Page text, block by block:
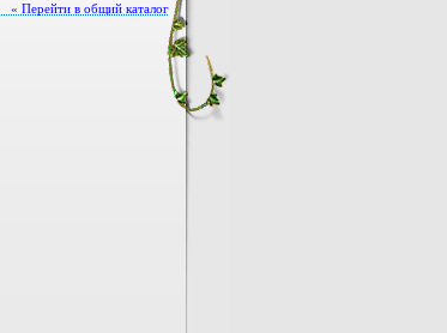
« Перейти в общий каталог